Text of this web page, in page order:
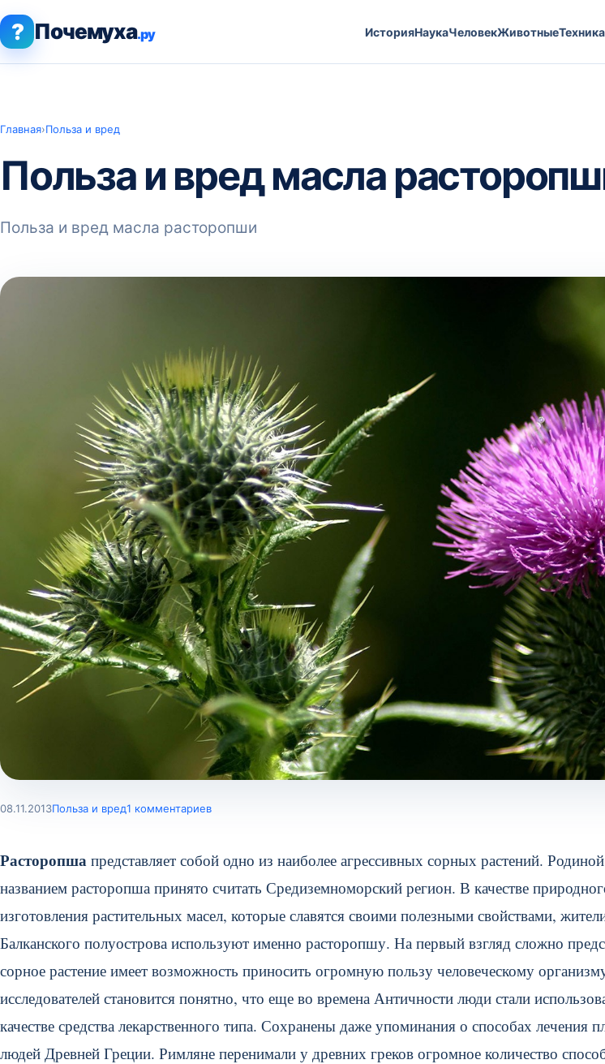
? Почемуха.ру ИсторияНаукаЧеловекЖивотныеТехника
Главная›Польза и вред
Польза и вред масла
Польза и вред масла расторопши
08.11.2013Польза и вред1 комментариев
Расторопша представляет собой одно из наиболее агрессивных сорных растений.
названием расторопша принято считать Средиземноморский регион. В качестве
изготовления растительных масел, которые славятся своими полезными свойствами,
Балканского полуострова используют именно расторопшу. На первый взгляд сложно
сорное растение имеет возможность приносить огромную пользу человеческому
исследователей становится понятно, что еще во времена Античности люди стали
качестве средства лекарственного типа. Сохранены даже упоминания о способах лечения
людей Древней Греции. Римляне перенимали у древних греков огромное количество